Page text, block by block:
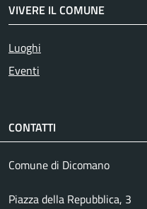
VIVERE IL COMUNE
Luoghi
Eventi
CONTATTI
Comune di Dicomano
Piazza della Repubblica, 3